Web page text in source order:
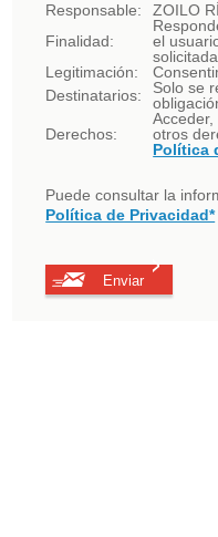
Responsable:
ZOILO
Finalidad:
el
solicitada
Legitimación:
Destinatarios:
Solo se
Derechos:
otros
Política
Puede consultar la
Política de Privacidad*